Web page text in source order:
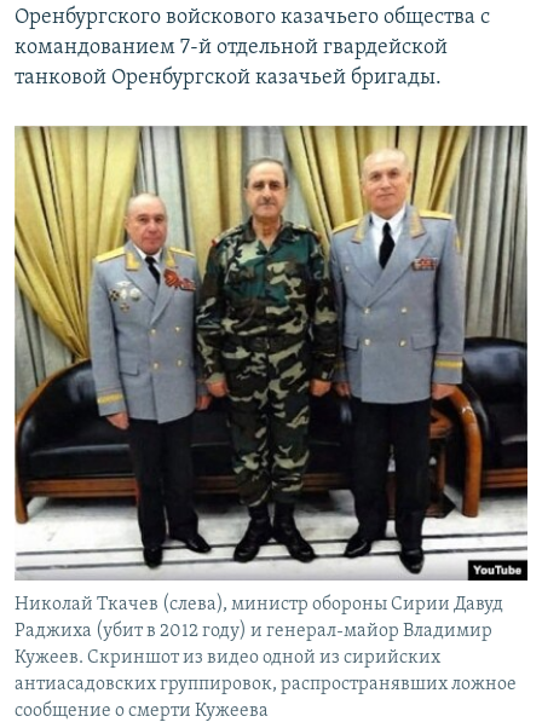
Оренбургского войскового казачьего общества с
командованием 7-й отдельной гвардейской
танковой Оренбургской казачьей бригады.
Николай Ткачев (слева), министр обороны Сирии Давуд
Раджиха (убит в 2012 году) и генерал-майор Владимир
Кужеев. Скриншот из видео одной из сирийских
антиасадовских группировок, распространявших ложное
сообщение о смерти Кужеева